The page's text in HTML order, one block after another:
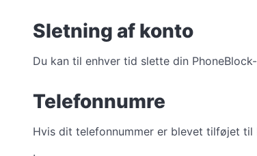
Sletning af konto
Du kan til enhver tid slette din
Telefonnumre
Hvis dit telefonnummer er blevet tilføjet
.